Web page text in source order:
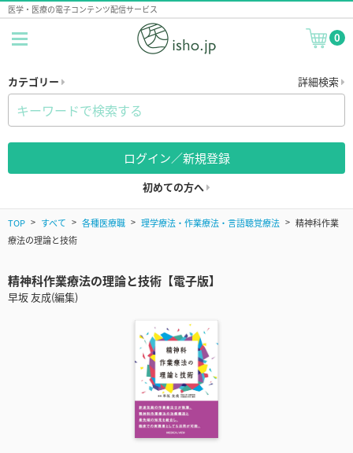
医学・医療の電子コンテンツ配信サービス
0
カテゴリー 詳細検索
ログイン／新規登録
初めての方へ
TOP すべて 各種医療職 理学療法・作業療法・言語聴覚療法
精神科作業
療法の理論と技術
精神科作業療法の理論と技術【電子版】
早坂 友成(編集)